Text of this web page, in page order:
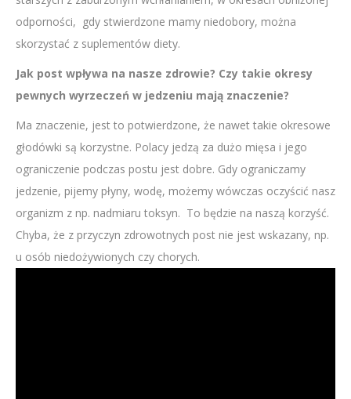
odporności, gdy stwierdzone mamy niedobory, można
skorzystać z suplementów diety.
Jak post wpływa na nasze zdrowie? Czy takie okresy
pewnych wyrzeczeń w jedzeniu mają znaczenie?
Ma znaczenie, jest to potwierdzone, że nawet takie okresowe
głodówki są korzystne. Polacy jedzą za dużo mięsa i jego
ograniczenie podczas postu jest dobre. Gdy ograniczamy
jedzenie, pijemy płyny, wodę, możemy wówczas oczyścić nasz
organizm z np. nadmiaru toksyn. To będzie na naszą korzyść.
Chyba, że z przyczyn zdrowotnych post nie jest wskazany, np.
u osób niedożywionych czy chorych.